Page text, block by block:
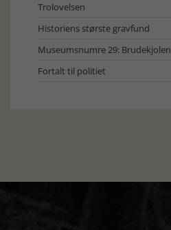
Trolovelsen
Historiens største gravfund
Museumsnumre 29: Brudekjolen
Fortalt til politiet